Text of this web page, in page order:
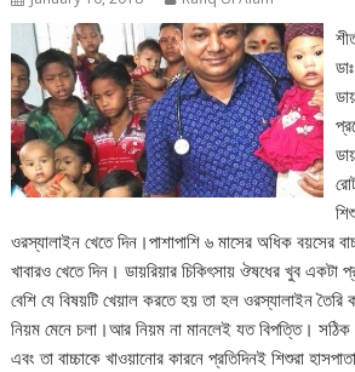
ওরস্যালাইন খেতে দিন।পাশাপাশি ৬ মাসের অধিক বয়সের
খাবারও খেতে দিন। ডায়রিয়ার চিকিৎসায় ঔষধের খুব
বেশি যে বিষয়টি খেয়াল করতে হয় তা হল ওরস্যালাইন তৈরি
নিয়ম মেনে চলা।আর নিয়ম না মানলেই যত বিপত্তি। সঠিক
এবং তা বাচ্চাকে খাওয়ানোর কারনে প্রতিদিনই শিশুরা